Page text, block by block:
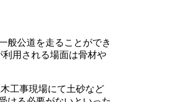
般公道を走ることができ
用される場面は骨材や
工事現場にて土砂など